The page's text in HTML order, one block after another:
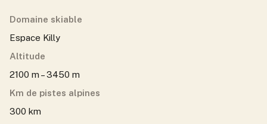
Domaine skiable
Espace Killy
Altitude
2100 m – 3450 m
Km de pistes alpines
300 km